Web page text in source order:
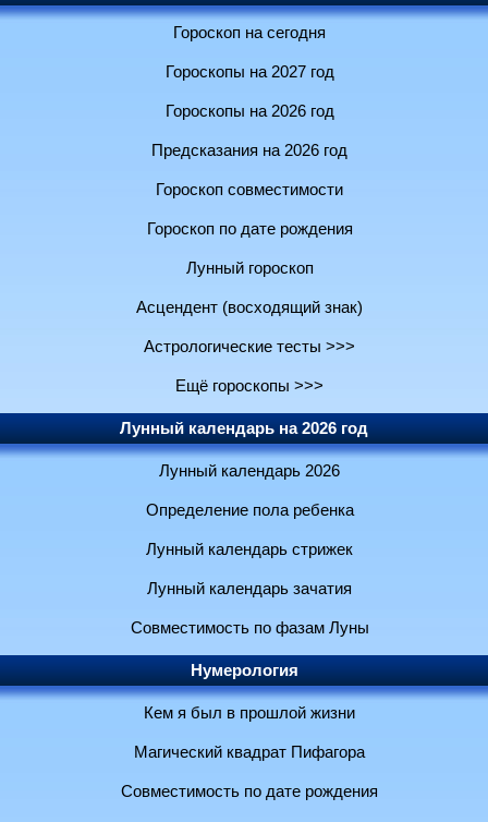
Гороскоп на сегодня
Гороскопы на 2027 год
Гороскопы на 2026 год
Предсказания на 2026 год
Гороскоп совместимости
Гороскоп по дате рождения
Лунный гороскоп
Асцендент (восходящий знак)
Астрологические тесты >>>
Ещё гороскопы >>>
Лунный календарь на 2026 год
Лунный календарь 2026
Определение пола ребенка
Лунный календарь стрижек
Лунный календарь зачатия
Совместимость по фазам Луны
Нумерология
Кем я был в прошлой жизни
Магический квадрат Пифагора
Совместимость по дате рождения